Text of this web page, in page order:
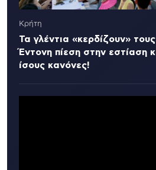
Κρήτη
Τα γλέντια «κερδίζουν»
Έντονη πίεση στην εστίαση
ίσους κανόνες!